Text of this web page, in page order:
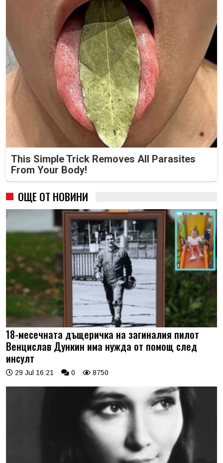
This Simple Trick Removes All Parasites
From Your Body!
ОЩЕ ОТ НОВИНИ
18-месечната дъщеричка на загиналия пилот
Венцислав Дункин има нужда от помощ след
инсулт
29 Jul 16:21 0 8750